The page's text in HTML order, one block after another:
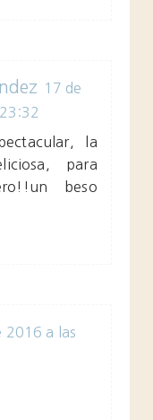
17 de
la
para
beso
2016 a las